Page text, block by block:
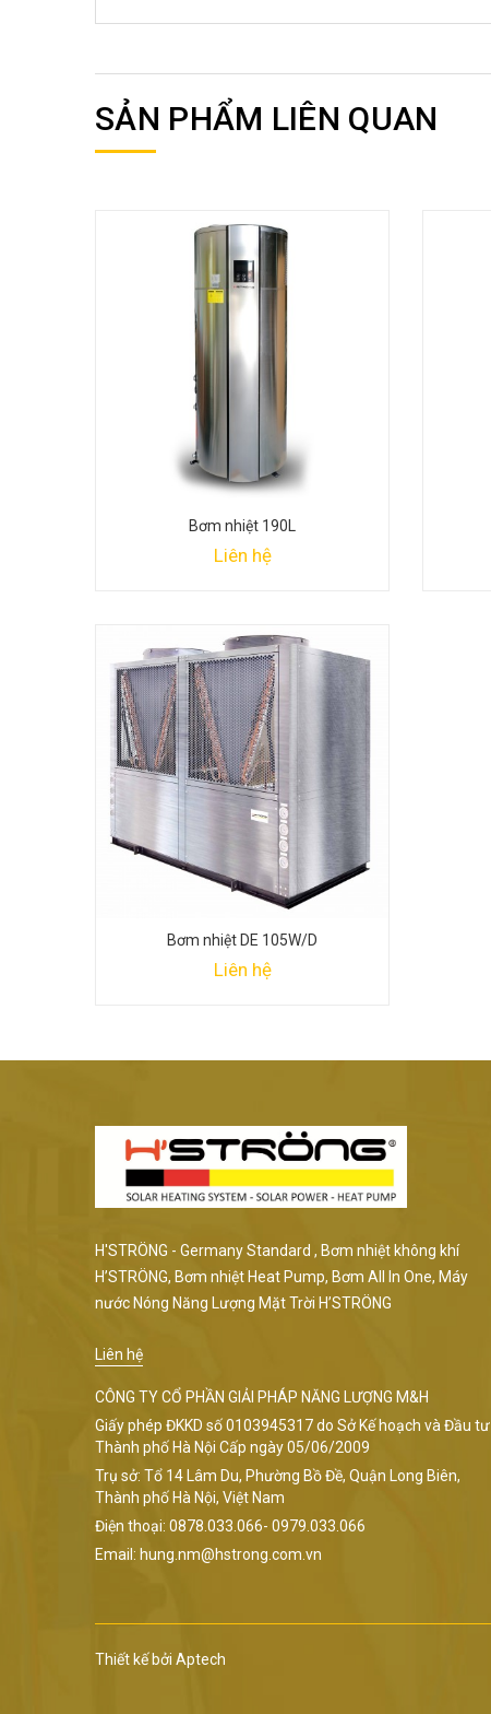
SẢN PHẨM LIÊN QUAN
Bơm nhiệt 190L
Liên hệ
Bơm nhiệt DE 105W/D
Liên hệ
H'STRÖNG - Germany Standard , Bơm nhiệt không khí
H’STRÖNG, Bơm nhiệt Heat Pump, Bơm All In One, Máy
nước Nóng Năng Lượng Mặt Trời H’STRÖNG
Liên hệ
CÔNG TY CỔ PHẦN GIẢI PHÁP NĂNG LƯỢNG M&H
Giấy phép ĐKKD số 0103945317 do Sở Kế hoạch và Đầu tư
Thành phố Hà Nội Cấp ngày 05/06/2009
Trụ sở: Tổ 14 Lâm Du, Phường Bồ Đề, Quận Long Biên,
Thành phố Hà Nội, Việt Nam
Điện thoại: 0878.033.066- 0979.033.066
Email: hung.nm@hstrong.com.vn
Thiết kế bởi Aptech